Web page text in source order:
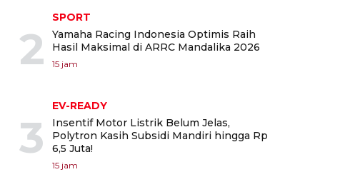
2
SPORT
Yamaha Racing Indonesia Optimis Raih
Hasil Maksimal di ARRC Mandalika 2026
15 jam
3
EV-READY
Insentif Motor Listrik Belum Jelas,
Polytron Kasih Subsidi Mandiri hingga Rp
6,5 Juta!
15 jam